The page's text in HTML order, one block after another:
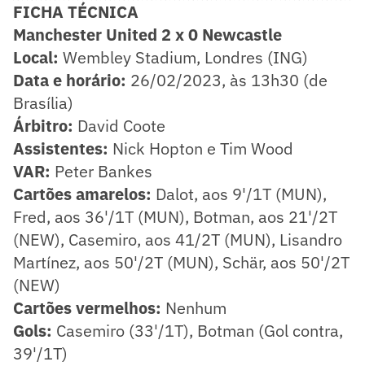
FICHA TÉCNICA
​Manchester United 2 x 0 Newcastle
Local: Wembley Stadium, Londres (ING)
Data e horário: 26/02/2023, às 13h30 (de
Brasília)
Árbitro: David Coote
Assistentes: Nick Hopton e Tim Wood
VAR: Peter Bankes
Cartões amarelos: Dalot, aos 9'/1T (MUN),
Fred, aos 36'/1T (MUN), Botman, aos 21'/2T
(NEW), Casemiro, aos 41/2T (MUN), Lisandro
Martínez, aos 50'/2T (MUN), Schär, aos 50'/2T
(NEW)
Cartões vermelhos: Nenhum
Gols: Casemiro (33'/1T), Botman (Gol contra,
39'/1T)